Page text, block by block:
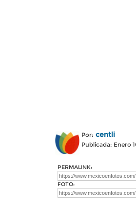
Por: centli
Publicada: Enero
PERMALINK:
FOTO: